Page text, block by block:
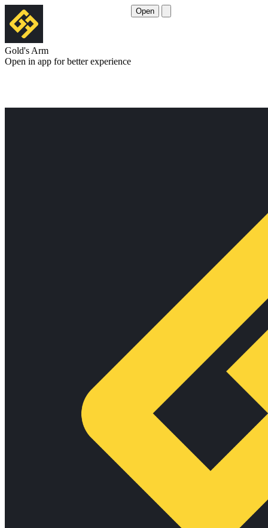
Gold's Arm
Open in app for better experience
Open